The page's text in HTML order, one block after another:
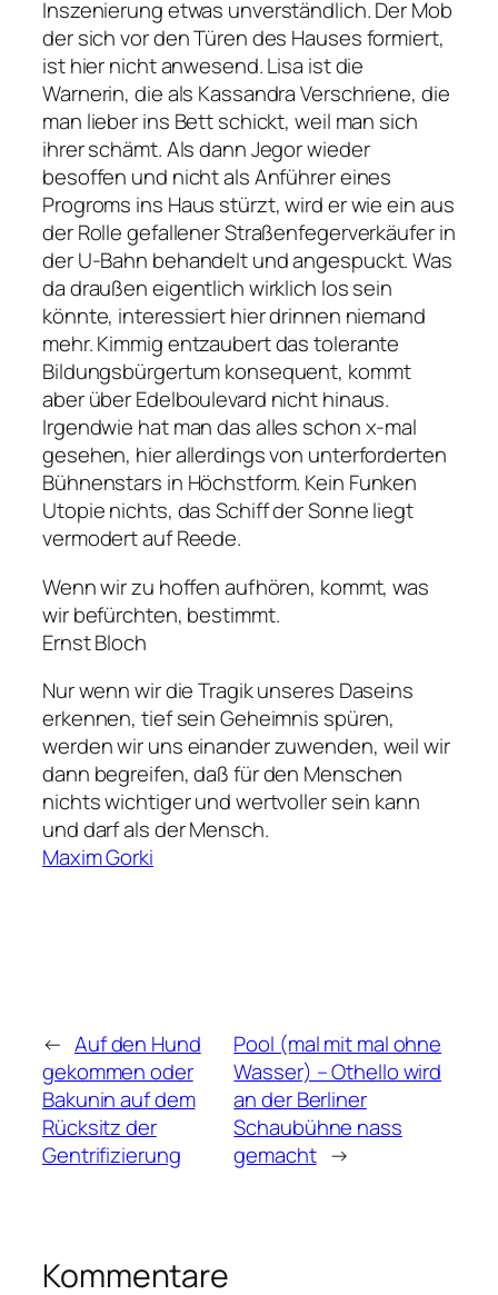
Inszenierung etwas unverständlich. Der Mob
der sich vor den Türen des Hauses formiert,
ist hier nicht anwesend. Lisa ist die
Warnerin, die als Kassandra Verschriene, die
man lieber ins Bett schickt, weil man sich
ihrer schämt. Als dann Jegor wieder
besoffen und nicht als Anführer eines
Progroms ins Haus stürzt, wird er wie ein aus
der Rolle gefallener Straßenfegerverkäufer in
der U-Bahn behandelt und angespuckt. Was
da draußen eigentlich wirklich los sein
könnte, interessiert hier drinnen niemand
mehr. Kimmig entzaubert das tolerante
Bildungsbürgertum konsequent, kommt
aber über Edelboulevard nicht hinaus.
Irgendwie hat man das alles schon x-mal
gesehen, hier allerdings von unterforderten
Bühnenstars in Höchstform. Kein Funken
Utopie nichts, das Schiff der Sonne liegt
vermodert auf Reede.
Wenn wir zu hoffen aufhören, kommt, was
wir befürchten, bestimmt.
Ernst Bloch
Nur wenn wir die Tragik unseres Daseins
erkennen, tief sein Geheimnis spüren,
werden wir uns einander zuwenden, weil wir
dann begreifen, daß für den Menschen
nichts wichtiger und wertvoller sein kann
und darf als der Mensch.
Maxim Gorki
← Auf den Hund
gekommen oder
Bakunin auf dem
Rücksitz der
Gentrifizierung
Pool (mal mit mal ohne
Wasser) – Othello wird
an der Berliner
Schaubühne nass
gemacht →
Kommentare